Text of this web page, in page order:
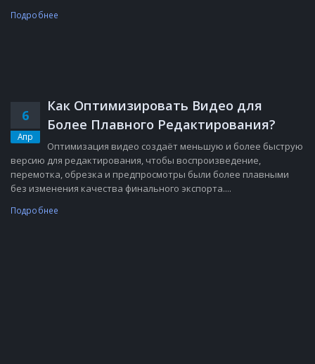
Подробнее
6
Апр
Как Оптимизировать Видео для
Более Плавного Редактирования?
Оптимизация видео создаёт меньшую и более быструю
версию для редактирования, чтобы воспроизведение,
перемотка, обрезка и предпросмотры были более плавными
без изменения качества финального экспорта....
Подробнее